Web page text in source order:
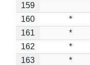
159
160
*
161
*
162
*
163
*